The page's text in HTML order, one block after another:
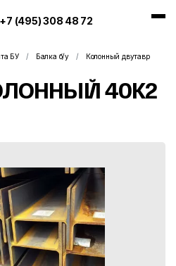
+7 (495) 308 48 72
БУ Балка б/у
Колонный двутавр
40К2